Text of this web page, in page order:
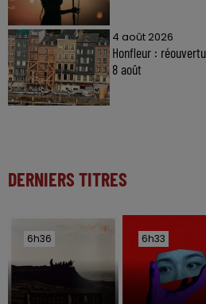
4 août 2026
Honfleur :
8 août
DERNIERS TITRES
6h36
6h36 6h33
6h33